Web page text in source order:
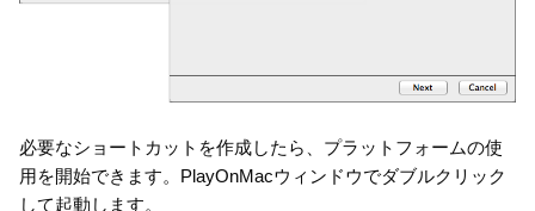
必要なショートカットを作成したら、プラットフォームの使
用を開始できます。PlayOnMacウィンドウでダブルクリック
して起動します。